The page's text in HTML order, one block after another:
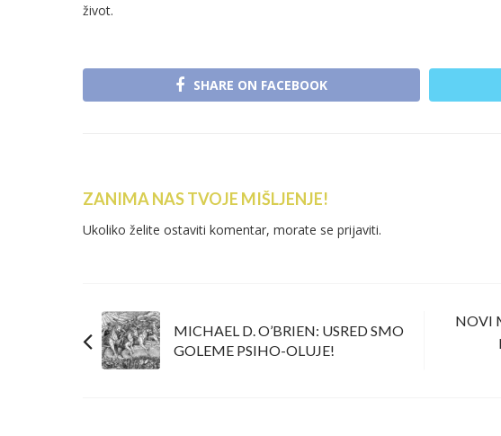
život.
SHARE ON FACEBOOK
ZANIMA NAS TVOJE MIŠLJENJE!
Ukoliko želite ostaviti komentar, morate se prijaviti.
MICHAEL D. O’BRIEN: USRED SMO
GOLEME PSIHO-OLUJE!
NOVI